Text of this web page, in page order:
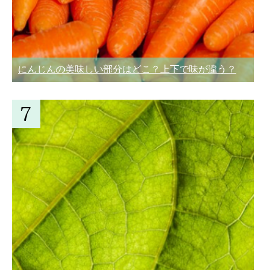
にんじんの美味しい部分はどこ？上下で味が違う？